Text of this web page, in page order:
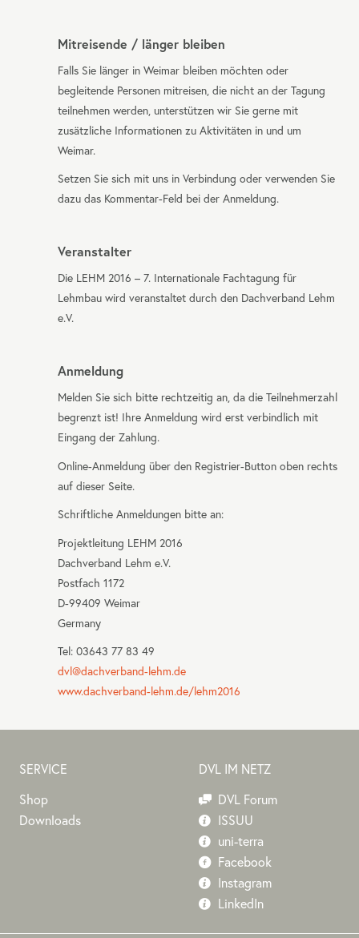
Mitreisende / länger bleiben
Falls Sie länger in Weimar bleiben möchten oder
begleitende Personen mitreisen, die nicht an der Tagung
teilnehmen werden, unterstützen wir Sie gerne mit
zusätzliche Informationen zu Aktivitäten in und um
Weimar.
Setzen Sie sich mit uns in Verbindung oder verwenden Sie
dazu das Kommentar-Feld bei der Anmeldung.
Veranstalter
Die LEHM 2016 – 7. Internationale Fachtagung für
Lehmbau wird veranstaltet durch den Dachverband Lehm
e.V.
Anmeldung
Melden Sie sich bitte rechtzeitig an, da die Teilnehmerzahl
begrenzt ist! Ihre Anmeldung wird erst verbindlich mit
Eingang der Zahlung.
Online-Anmeldung über den Registrier-Button oben rechts
auf dieser Seite.
Schriftliche Anmeldungen bitte an:
Projektleitung LEHM 2016
Dachverband Lehm e.V.
Postfach 1172
D-99409 Weimar
Germany
Tel: 03643 77 83 49
dvl@dachverband-lehm.de
www.dachverband-lehm.de/lehm2016
SERVICE
Shop
Downloads
DVL IM NETZ
DVL Forum
ISSUU
uni-terra
Facebook
Instagram
LinkedIn